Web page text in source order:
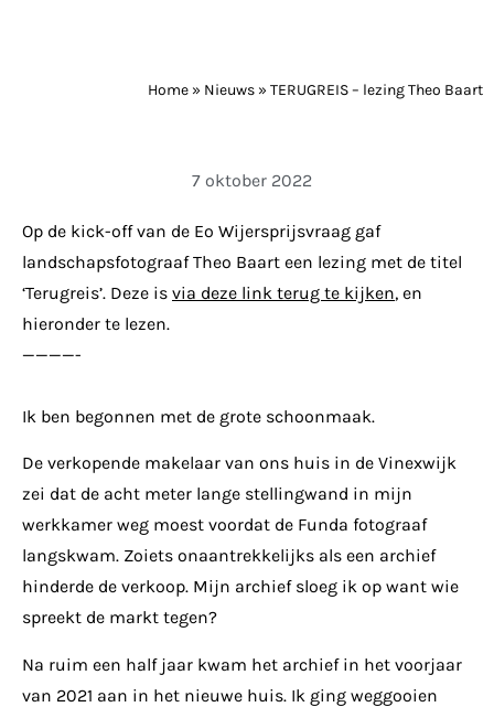
Home » Nieuws » TERUGREIS – lezing Theo Baart
7 oktober 2022
Op de kick-off van de Eo Wijersprijsvraag gaf
landschapsfotograaf Theo Baart een lezing met de titel
‘Terugreis’. Deze is via deze link terug te kijken, en
hieronder te lezen.
————-
Ik ben begonnen met de grote schoonmaak.
De verkopende makelaar van ons huis in de Vinexwijk
zei dat de acht meter lange stellingwand in mijn
werkkamer weg moest voordat de Funda fotograaf
langskwam. Zoiets onaantrekkelijks als een archief
hinderde de verkoop. Mijn archief sloeg ik op want wie
spreekt de markt tegen?
Na ruim een half jaar kwam het archief in het voorjaar
van 2021 aan in het nieuwe huis. Ik ging weggooien